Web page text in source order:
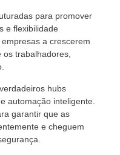
para promover
e flexibilidade
a crescerem
os trabalhadores,
hubs
automação inteligente.
garantir que as
e cheguem